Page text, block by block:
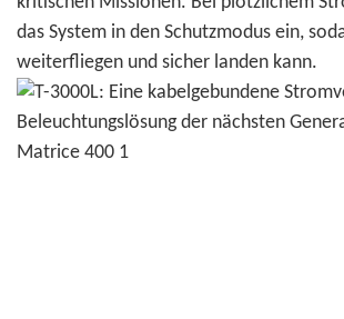
das System in den Schutzmodus ein,
weiterfliegen und sicher landen kann.